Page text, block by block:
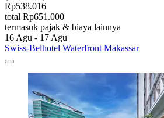
Rp538.016
total Rp651.000
termasuk pajak & biaya lainnya
16 Agu - 17 Agu
Swiss-Belhotel Waterfront Makassar